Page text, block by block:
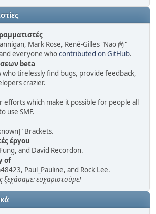
Mark Rose, René-Gilles "Nao 尚"
everyone whocontributed on GitHub.
beta
who tirelessly find bugs, provide feedback,
crazier.
efforts which make it possible for people all
use SMF.
Brackets.
έργου
and David Recordon.
of
Paul_Pauline, and Rock Lee.
ξεχάσαμε: ευχαριστούμε!